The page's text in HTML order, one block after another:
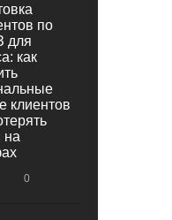
по
для
как
клиентов
на
0